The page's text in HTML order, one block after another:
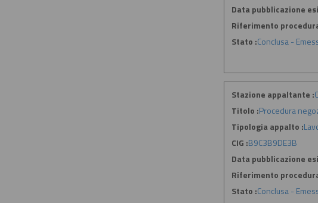
Data pubblicazione
Riferimento
Stato :Conclusa -
Stazione appaltante :
Titolo :Procedura
Tipologia appalto :
CIG :B9C3B9DE3B
Data pubblicazione
Riferimento
Stato :Conclusa -